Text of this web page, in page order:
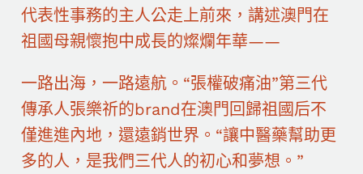
代表性事務的主人公走上前來，講述澳門在
祖國母親懷抱中成長的燦爛年華——
一路出海，一路遠航。“張權破痛油”第三代
傳承人張樂祈的brand在澳門回歸祖國后不
僅進進內地，還遠銷世界。“讓中醫藥幫助更
多的人，是我們三代人的初心和夢想。”